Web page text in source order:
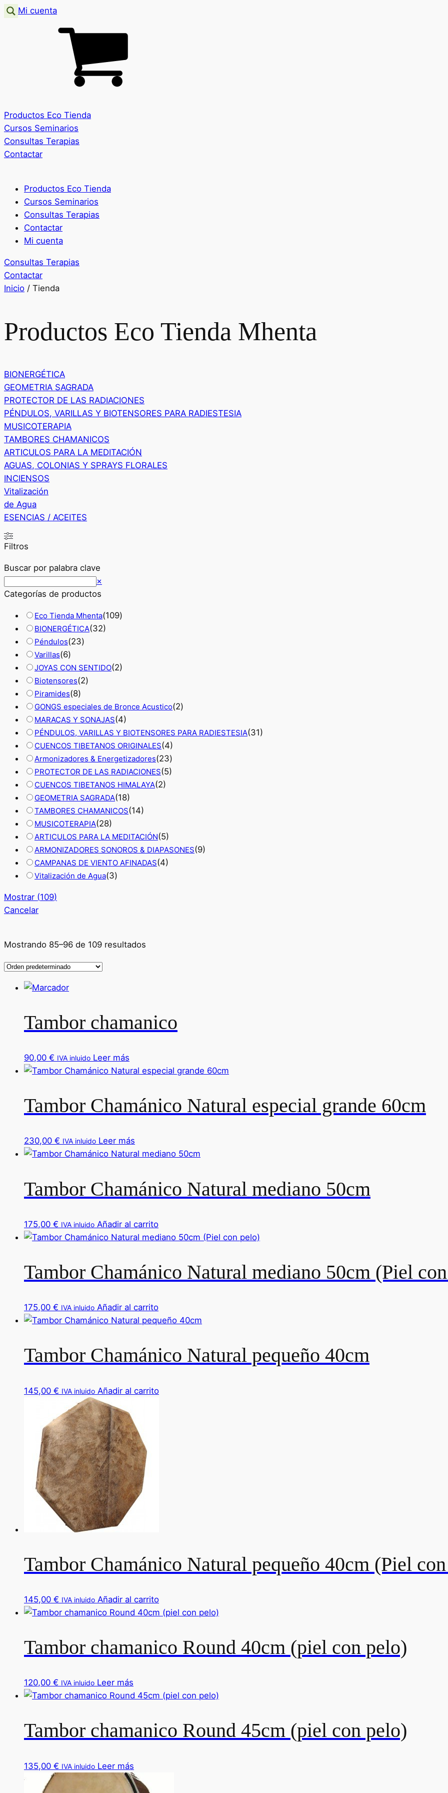
Mi cuenta
Productos Eco Tienda
Cursos Seminarios
Consultas Terapias
Contactar
Productos Eco Tienda
Cursos Seminarios
Consultas Terapias
Contactar
Mi cuenta
Consultas Terapias
Contactar
Inicio / Tienda
Productos Eco Tienda Mhenta
BIONERGÉTICA
GEOMETRIA SAGRADA
PROTECTOR DE LAS RADIACIONES
PÉNDULOS, VARILLAS Y BIOTENSORES PARA RADIESTESIA
MUSICOTERAPIA
TAMBORES CHAMANICOS
ARTICULOS PARA LA MEDITACIÓN
AGUAS, COLONIAS Y SPRAYS FLORALES
INCIENSOS
Vitalización
de Agua
ESENCIAS / ACEITES
Filtros
Buscar por palabra clave
×
Categorías de productos
Eco Tienda Mhenta(109)
BIONERGÉTICA(32)
Péndulos(23)
Varillas(6)
JOYAS CON SENTIDO(2)
Biotensores(2)
Piramides(8)
GONGS especiales de Bronce Acustico(2)
MARACAS Y SONAJAS(4)
PÉNDULOS, VARILLAS Y BIOTENSORES PARA RADIESTESIA(31)
CUENCOS TIBETANOS ORIGINALES(4)
Armonizadores & Energetizadores(23)
PROTECTOR DE LAS RADIACIONES(5)
CUENCOS TIBETANOS HIMALAYA(2)
GEOMETRIA SAGRADA(18)
TAMBORES CHAMANICOS(14)
MUSICOTERAPIA(28)
ARTICULOS PARA LA MEDITACIÓN(5)
ARMONIZADORES SONOROS & DIAPASONES(9)
CAMPANAS DE VIENTO AFINADAS(4)
Vitalización de Agua(3)
Mostrar (109)
Cancelar
Mostrando 85–96 de 109 resultados
Tambor chamanico
90,00 € IVA inluido Leer más
Tambor Chamánico Natural especial grande 60cm
230,00 € IVA inluido Leer más
Tambor Chamánico Natural mediano 50cm
175,00 € IVA inluido Añadir al carrito
Tambor Chamánico Natural mediano 50cm (Piel
175,00 € IVA inluido Añadir al carrito
Tambor Chamánico Natural pequeño 40cm
145,00 € IVA inluido Añadir al carrito
Tambor Chamánico Natural pequeño 40cm (Piel
145,00 € IVA inluido Añadir al carrito
Tambor chamanico Round 40cm (piel con pelo)
120,00 € IVA inluido Leer más
Tambor chamanico Round 45cm (piel con pelo)
135,00 € IVA inluido Leer más